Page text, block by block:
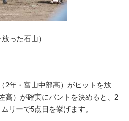
った石山）
2年・富山中部高）がヒットを放
高）が確実にバントを決めると、2
リーで5点目を挙げます。